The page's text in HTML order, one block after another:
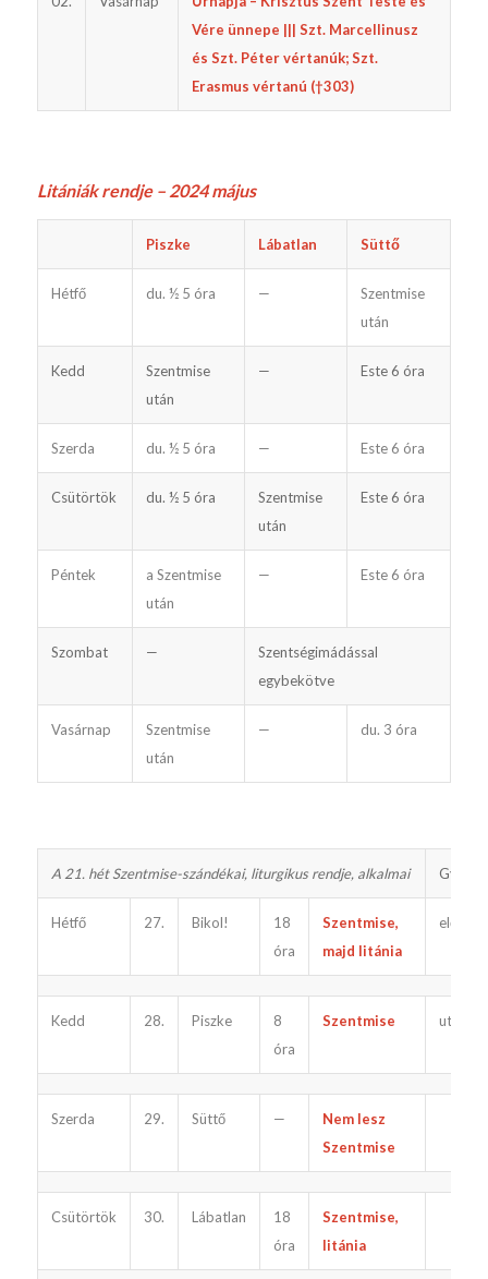
Vére ünnepe ||| Szt. Marcellinusz
és Szt. Péter vértanúk; Szt.
Erasmus vértanú (†303)
Litániák rendje – 2024 május
Piszke Lábatlan Süttő
Hétfő du. ½ 5 óra —
Szentmise
után
Kedd
Szentmise
után
— Este 6 óra
Szerda du. ½ 5 óra — Este 6 óra
Csütörtök du. ½ 5 óra
Szentmise
után
Este 6 óra
Péntek
a Szentmise
után
— Este 6 óra
Szombat —
Szentségimádással
egybekötve
Vasárnap
Szentmise
után
— du. 3 óra
A 21. hét Szentmise-szándékai, liturgikus rendje, alkalmai
Hétfő 27. Bikol!
18
óra
Szentmise,
majd litánia
előtte
Kedd 28. Piszke
8
óra
Szentmise utána
Szerda 29. Süttő —
Nem lesz
Szentmise
Csütörtök 30. Lábatlan
18
óra
Szentmise,
litánia